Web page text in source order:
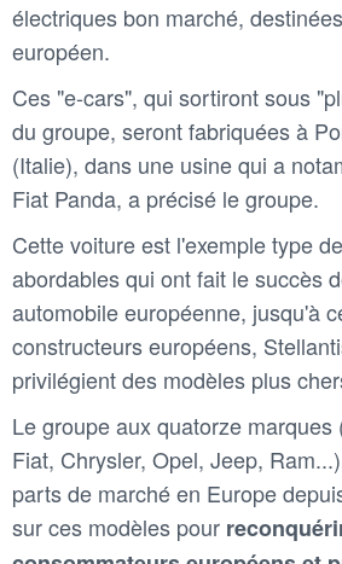
électriques bon marché,
européen.
Ces "e-cars", qui sortiront sous
du groupe, seront fabriquées à
(Italie), dans une usine qui a
Fiat Panda, a précisé le groupe.
Cette voiture est l'exemple type
abordables qui ont fait le succès
automobile européenne, jusqu'à
constructeurs européens,
privilégient des modèles plus
Le groupe aux quatorze marques
Fiat, Chrysler, Opel, Jeep,
parts de marché en Europe
sur ces modèles pour